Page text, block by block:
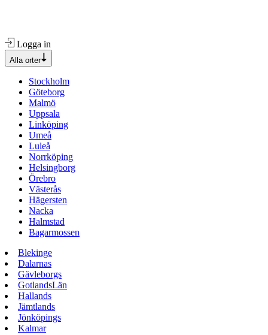
Logga in
Alla orter
Stockholm
Göteborg
Malmö
Uppsala
Linköping
Umeå
Luleå
Norrköping
Helsingborg
Örebro
Västerås
Hägersten
Nacka
Halmstad
Bagarmossen
Blekinge
Dalarnas
Gävleborgs
GotlandsLän
Hallands
Jämtlands
Jönköpings
Kalmar